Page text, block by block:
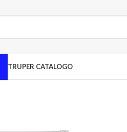
TRUPER CATALOGO